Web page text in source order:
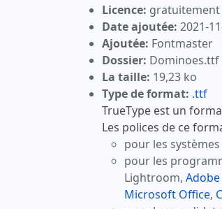
Licence: gratuitement
Date ajoutée: 2021-
Ajoutée: Fontmaster
Dossier: Dominoes.ttf
La taille: 19,23 ko
Type de format: .ttf
TrueType est un
Les polices de ce
pour les
pour les
Lightroom,
Microsoft Office,